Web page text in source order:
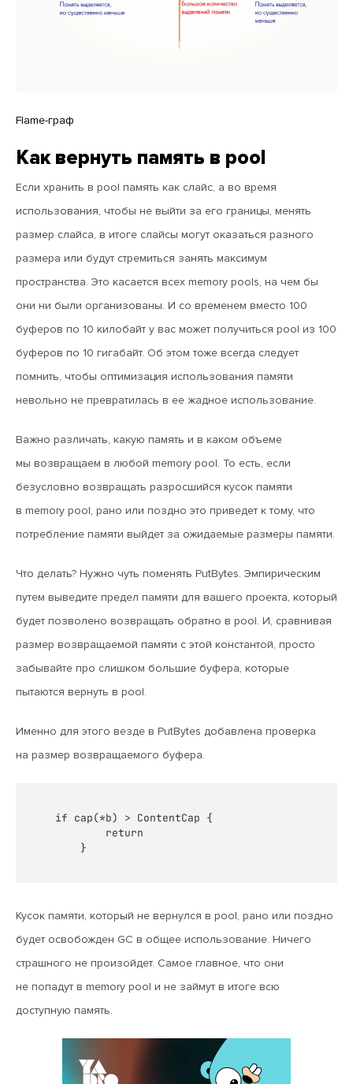
Flame-граф
Как вернуть память в pool
Если хранить в pool память как слайс, а во время
использования, чтобы не выйти за его границы, менять
размер слайса, в итоге слайсы могут оказаться разного
размера или будут стремиться занять максимум
пространства. Это касается всех memory pools, на чем бы
они ни были организованы. И со временем вместо 100
буферов по 10 килобайт у вас может получиться pool из 100
буферов по 10 гигабайт. Об этом тоже всегда следует
помнить, чтобы оптимизация использования памяти
невольно не превратилась в ее жадное использование.
Важно различать, какую память и в каком объеме
мы возвращаем в любой memory pool. То есть, если
безусловно возвращать разросшийся кусок памяти
в memory pool, рано или поздно это приведет к тому, что
потребление памяти выйдет за ожидаемые размеры памяти.
Что делать? Нужно чуть поменять PutBytes. Эмпирическим
путем выведите предел памяти для вашего проекта, который
будет позволено возвращать обратно в pool. И, сравнивая
размер возвращаемой памяти с этой константой, просто
забывайте про слишком большие буфера, которые
пытаются вернуть в pool.
Именно для этого везде в PutBytes добавлена проверка
на размер возвращаемого буфера.
if cap(*b) > ContentCap {
	}
Кусок памяти, который не вернулся в pool, рано или поздно
будет освобожден GC в общее использование. Ничего
страшного не произойдет. Самое главное, что они
не попадут в memory pool и не займут в итоге всю
доступную память.